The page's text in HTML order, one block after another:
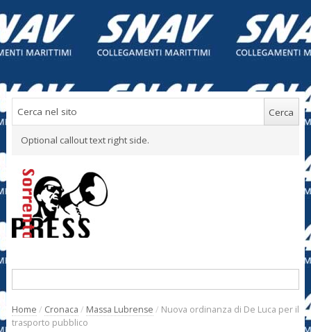
Optional callout text right side.
Home / Cronaca / Massa Lubrense / Nuova ordinanza di De Luca per il
trasporto pubblico